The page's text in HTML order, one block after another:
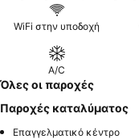
WiFi στην υποδοχή
A/C
Όλες οι παροχές
Παροχές καταλύματος
Επαγγελματικό κέντρο